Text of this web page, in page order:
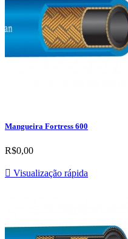
Mangueira Fortress 600
R$0,00
 Visualização rápida